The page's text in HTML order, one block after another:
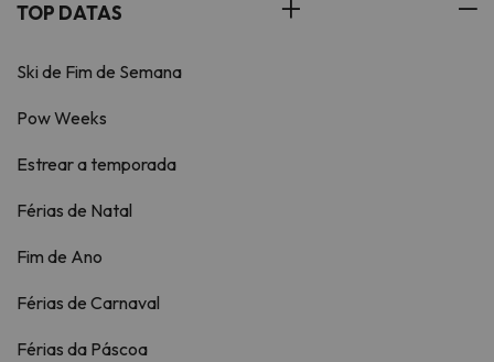
TOP DATAS
Ski de Fim de Semana
Pow Weeks
Estrear a temporada
Férias de Natal
Fim de Ano
Férias de Carnaval
Férias da Páscoa